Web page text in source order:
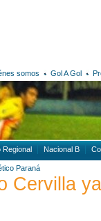
somos Gol A Gol
Regional Nacional B
Paraná
Cervilla